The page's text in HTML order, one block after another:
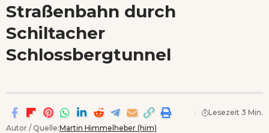
Straßenbahn durch
Schiltacher
Schlossbergtunnel
Autor / Quelle:Martin Himmelheber (him)
Lesezeit 3 Min.